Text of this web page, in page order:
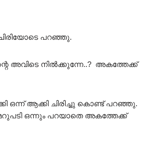
പറഞ്ഞു.
ന്റെ അവിടെ നിൽക്കുന്നേ..? അകത്തേക്ക്
ഒന്ന് ആക്കി ചിരിച്ചു കൊണ്ട് പറഞ്ഞു.
ഒന്നും പറയാതെ അകത്തേക്ക്